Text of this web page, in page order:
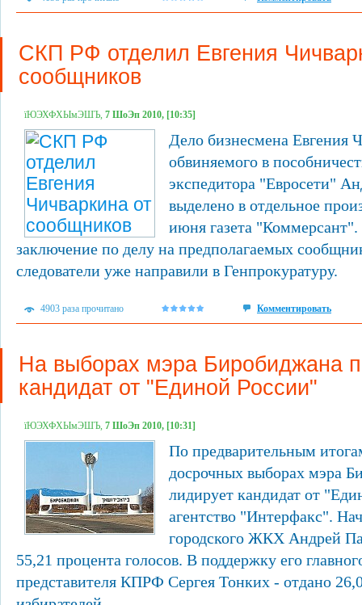
СКП РФ отделил Евгения
сообщников
їЮЭХФХЫмЭШЪ, 7 ШоЭп 2010, [10:35]
Дело бизнесмена Евгения
обвиняемого в
экспедитора "Евросети"
выделено в отдельное
июня газета
заключение по делу на предполагаемых
следователи уже направили в Генпрокуратуру.
4903 раза прочитано Комментировать
На выборах мэра Биробиджана
кандидат от "Единой России"
їЮЭХФХЫмЭШЪ, 7 ШоЭп 2010, [10:31]
По предварительным
досрочных выборах мэра
лидирует кандидат от
агентство "Интерфакс".
городского ЖКХ Андрей
55,21 процента голосов. В поддержку его
представителя КПРФ Сергея Тонких - отдано